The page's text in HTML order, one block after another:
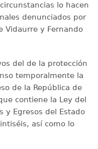
lo hacen
denunciados por
Vidaurre y Fernando
del de la protección
temporalmente la
de la República de
contiene la Ley del
y Egresos del Estado
así como lo